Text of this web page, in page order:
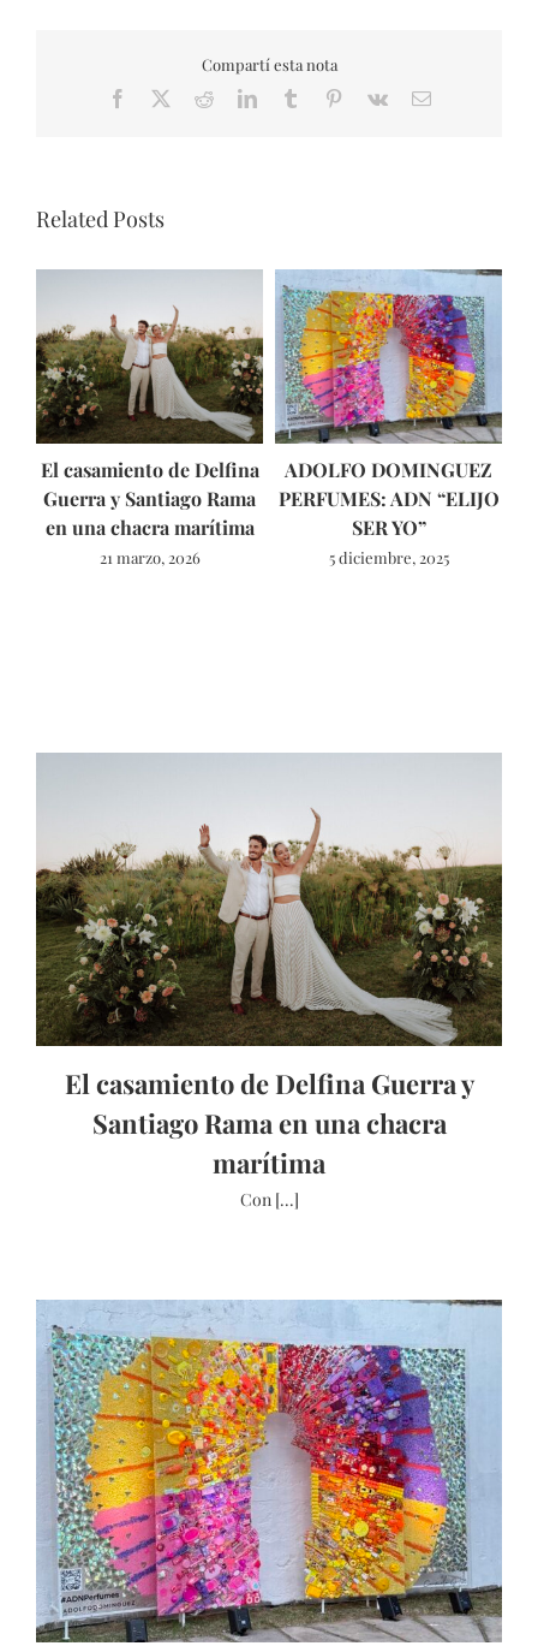
Compartí esta nota
Facebook RedditLinkedInTumblr Pinterest
Vk Email
Related Posts
El casamiento de Delfina
Guerra y Santiago Rama
en una chacra marítima
21 marzo, 2026
ADOLFO DOMINGUEZ
PERFUMES: ADN “ELIJO
SER YO”
5 diciembre, 2025
El casamiento de Delfina Guerra y
Santiago Rama en una chacra
marítima
Con [...]